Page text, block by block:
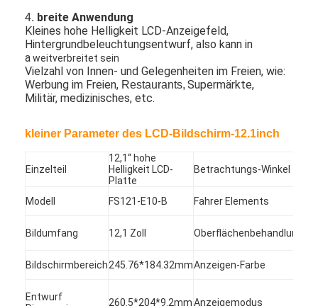
4. breite Anwendung
Kleines hohe Helligkeit LCD-Anzeigefeld,
Hintergrundbeleuchtungsentwurf, also kann in
aweitverbreitet sein
Vielzahl von Innen- und Gelegenheiten im Freien, wie:
Werbung im Freien, Restaurants, Supermärkte,
Militär, medizinisches, etc.
kleiner Parameter des LCD-Bildschirm-12.1inch
Einzelteil
12,1“ hohe
Helligkeit LCD-
Platte
Betrachtungs-Winkel
Modell FS121-E10-B Fahrer Elements
Bildumfang 12,1 Zoll Oberflächenbehandlung
Bildschirmbereich245.76*184.32mmAnzeigen-Farbe
Entwurf
260.5*204*9.2mm Anzeigemodus